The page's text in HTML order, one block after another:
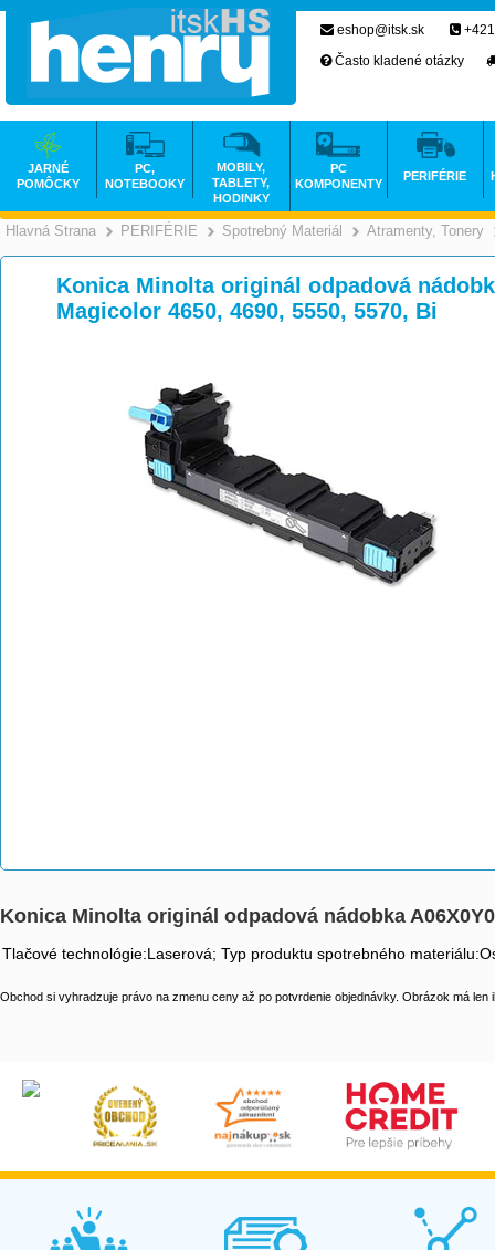
Hlavná Strana >
PERIFÉRIE >
Spotrebný Materiál >
Atramenty, Tonery
Konica Minolta originál odpadová
Magicolor 4650, 4690, 5550, 5570, Bi
Konica Minolta originál odpadová nádobka
Tlačové technológie:Laserová; Typ produktu spotrebného
Obchod si vyhradzuje právo na zmenu ceny až po potvrdenie objednávky. Obrázok má len
eshop@itsk.sk
Často kladené otázky
JARNÉ
POMÔCKY
PC,
NOTEBOOKY
MOBILY,
TABLETY,
HODINKY
PC
KOMPONENTY
PERIFÉRIE